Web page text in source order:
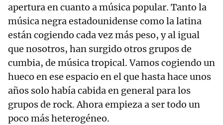
apertura en cuanto a música popular. Tanto la
música negra estadounidense como la latina
están cogiendo cada vez más peso, y al igual
que nosotros, han surgido otros grupos de
cumbia, de música tropical. Vamos cogiendo un
hueco en ese espacio en el que hasta hace unos
años solo había cabida en general para los
grupos de rock. Ahora empieza a ser todo un
poco más heterogéneo.